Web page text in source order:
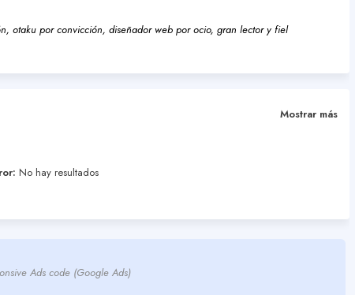
otaku por convicción, diseñador web por ocio, gran lector y fiel
Mostrar más
No hay resultados
Ads code (Google Ads)